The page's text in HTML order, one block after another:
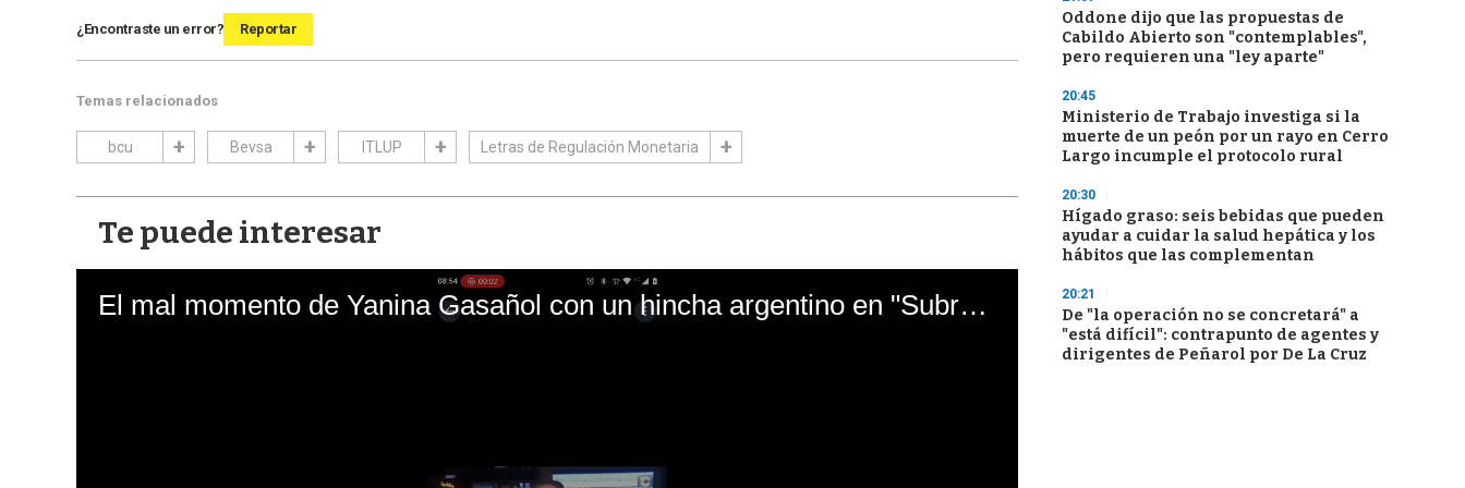
¿Encontraste un error? Reportar
Temas relacionados
bcu Bevsa ITLUP Letras de Regulación Monetaria
Te puede interesar
El mal momento de Yanina Gasañol con un hincha argentino en "Subrayado"
Oddone dijo que las propuestas de
Cabildo Abierto son "contemplables",
pero requieren una "ley aparte"
20:45
Ministerio de Trabajo investiga si la
muerte de un peón por un rayo en Cerro
Largo incumple el protocolo rural
20:30
Hígado graso: seis bebidas que pueden
ayudar a cuidar la salud hepática y los
hábitos que las complementan
20:21
De "la operación no se concretará" a
"está difícil": contrapunto de agentes y
dirigentes de Peñarol por De La Cruz